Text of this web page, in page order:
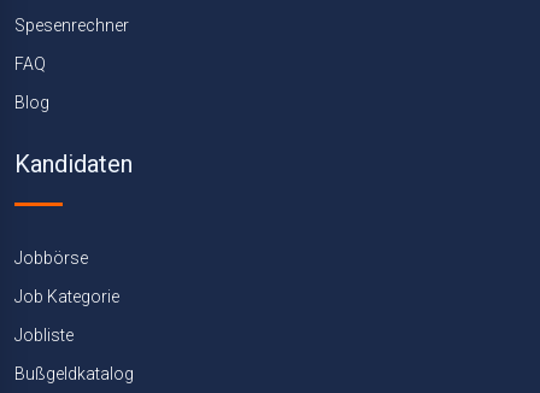
Spesenrechner
FAQ
Blog
Kandidaten
Jobbörse
Job Kategorie
Jobliste
Bußgeldkatalog